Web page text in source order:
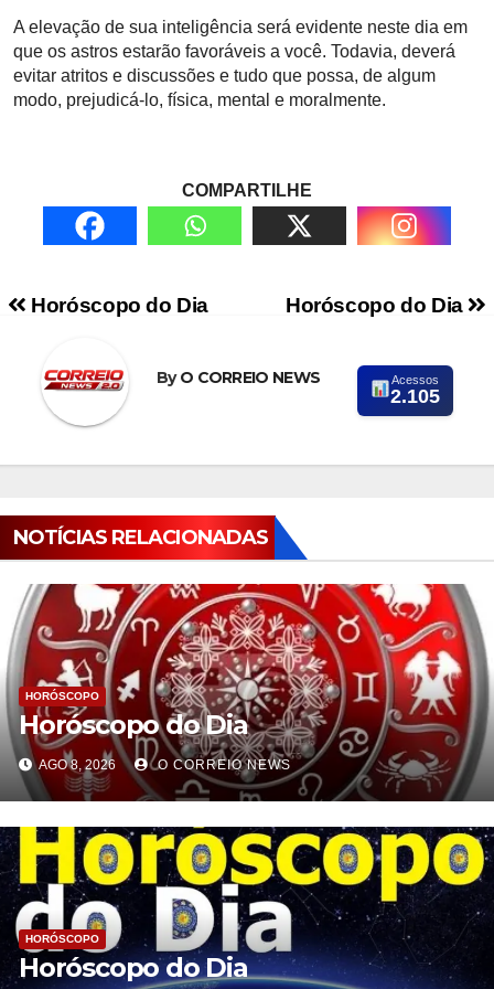
A elevação de sua inteligência será evidente neste dia em
que os astros estarão favoráveis a você. Todavia, deverá
evitar atritos e discussões e tudo que possa, de algum
modo, prejudicá-lo, física, mental e moralmente.
COMPARTILHE
Navegação de PostHoróscopo do Dia
Horóscopo do Dia
ByO CORREIO NEWS Acessos
2.105
NOTÍCIAS RELACIONADAS
HORÓSCOPO
Horóscopo do Dia
AGO 8, 2026 O CORREIO NEWS
HORÓSCOPO
Horóscopo do Dia